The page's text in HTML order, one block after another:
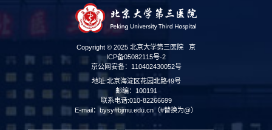
Copyright © 2025 北京大学第三医院 京
ICP备05082115号-2
京公网安备：110402430052号
地址:北京海淀区花园北路49号
邮编：100191
联系电话:010-82266699
E-mail：bysy#bjmu.edu.cn（#替换为@）